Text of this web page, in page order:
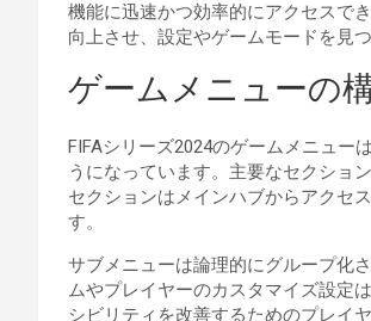
機能に迅速かつ効率的にアクセスで
向上させ、設定やゲームモードを見
ゲームメニューの
FIFAシリーズ2024のゲームメニュー
うになっています。主要なセクショ
セクションはメインハブからアクセ
す。
サブメニューは論理的にグループ化
ムやプレイヤーのカスタマイズ設定
シビリティを改善するためのプレイ